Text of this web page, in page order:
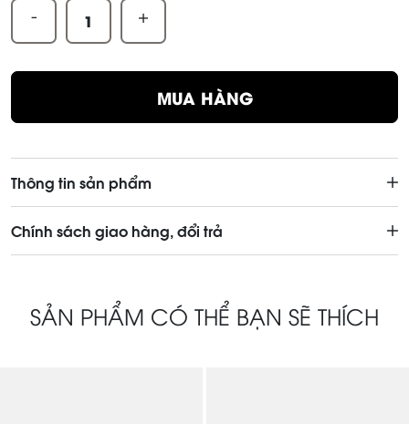
- +
MUA HÀNG
Thông tin sản phẩm
Chính sách giao hàng, đổi trả
SẢN PHẨM CÓ THỂ BẠN SẼ THÍCH